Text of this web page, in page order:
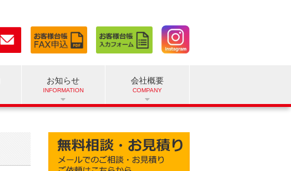
お知らせ 会社概要